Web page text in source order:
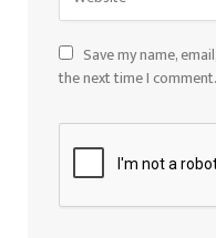
Save my name,
the next time I comment.